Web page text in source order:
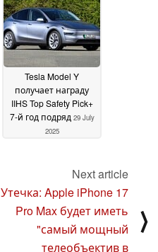
Tesla Model Y
получает награду
IIHS Top Safety Pick+
7-й год подряд 29 July
2025
Next article
Утечка: Apple iPhone 17
Pro Max будет иметь
"самый мощный
телеобъектив в
⟩